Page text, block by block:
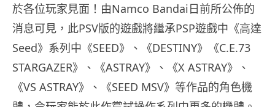
於各位玩家見面！由Namco Bandai日前所公佈的
消息可見，此PSV版的遊戲將繼承PSP遊戲中《高達
Seed》系列中《SEED》、《DESTINY》《C.E.73
STARGAZER》、《ASTRAY》、《X ASTRAY》、
《VS ASTRAY》、《SEED MSV》等作品的角色機